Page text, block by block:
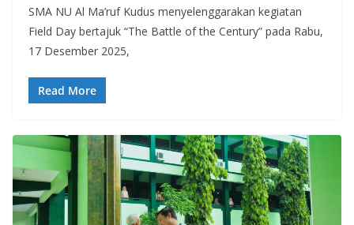
SMA NU Al Ma’ruf Kudus menyelenggarakan kegiatan
Field Day bertajuk “The Battle of the Century” pada Rabu,
17 Desember 2025,
Read More